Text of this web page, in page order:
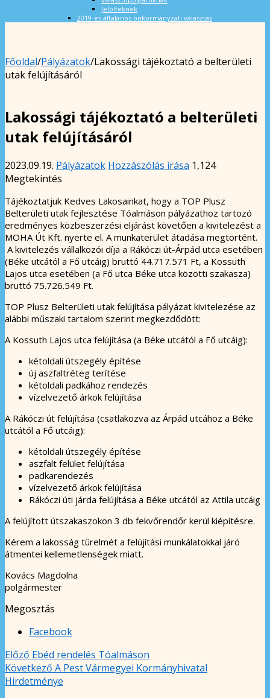
Jelölteknek
2019-es általános önkormányzati választás
Főoldal/Pályázatok/Lakossági tájékoztató a belterületi
utak felújításáról
Lakossági tájékoztató a belterületi
utak felújításáról
2023.09.19. Pályázatok Hozzászólás írása 1,124
Megtekintés
Tájékoztatjuk Kedves Lakosainkat, hogy a TOP Plusz
Belterületi utak fejlesztése Tóalmáson pályázathoz tartozó
eredményes közbeszerzési eljárást követően a kivitelezést a
MOHA Út Kft. nyerte el. A munkaterület átadása megtörtént.
A kivitelezés vállalkozói díja a Rákóczi út-Árpád utca esetében
(Béke utcától a Fő utcáig) bruttó 44.717.571 Ft, a Kossuth
Lajos utca esetében (a Fő utca Béke utca közötti szakasza)
bruttó 75.726.549 Ft.
TOP Plusz Belterületi utak felújítása pályázat kivitelezése az
alábbi műszaki tartalom szerint megkezdődött:
A Kossuth Lajos utca felújítása (a Béke utcától a Fő utcáig):
kétoldali útszegély építése
új aszfaltréteg terítése
kétoldali padkához rendezés
vízelvezető árkok felújítása
A Rákóczi út felújítása (csatlakozva az Árpád utcához a Béke
utcától a Fő utcáig):
kétoldali útszegély építése
aszfalt felület felújítása
padkarendezés
vízelvezető árkok felújítása
Rákóczi úti járda felújítása a Béke utcától az Attila utcáig
A felújított útszakaszokon 3 db fekvőrendőr kerül kiépítésre.
Kérem a lakosság türelmét a felújítási munkálatokkal járó
átmentei kellemetlenségek miatt.
Kovács Magdolna
polgármester
Megosztás
Facebook
Előző Ebéd rendelés Tóalmáson
Következő A Pest Vármegyei Kormányhivatal
Hirdetménye